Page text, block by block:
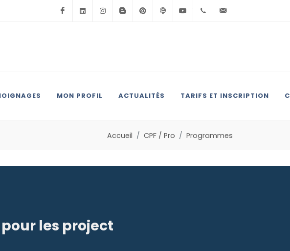
FacebookLinkedinInstagramBlogSpotPinterestPodcastYoutube+33(0)6.71.39.30.39
MON PROFIL ACTUALITÉS TARIFS ET INSCRIPTION
Accueil CPF / Pro Programmes
les project